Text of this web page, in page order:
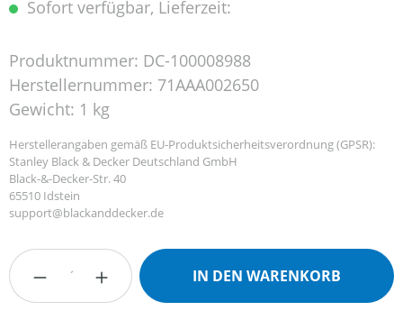
Sofort verfügbar, Lieferzeit:
Produktnummer: DC-100008988
Herstellernummer: 71AAA002650
Gewicht: 1 kg
Herstellerangaben gemäß EU-Produktsicherheitsverordnung (GPSR):
Stanley Black & Decker Deutschland GmbH
Black-&-Decker-Str. 40
65510 Idstein
support@blackanddecker.de
Produkt Anzahl: Gib den gewünschten
IN DEN WARENKORB